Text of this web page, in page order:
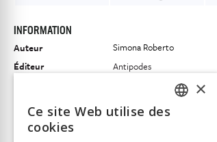
INFORMATION
Auteur
Simona Roberto
Éditeur
Antipodes
Français
Nombre de pages
×
Ce site Web utilise des
cookies